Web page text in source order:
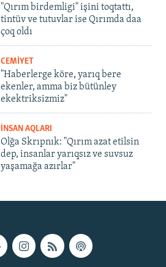
"Qırım birdemligi" işini toqtattı,
tintüv ve tutuvlar ise Qırımda daa
çoq oldı
CEMİYET
"Haberlerge köre, yarıq bere
ekenler, amma biz bütünley
ekektriksizmiz"
İNSAN AQLARI
Olğa Skrıpnık: "Qırım azat etilsin
dep, insanlar yarıqsız ve suvsuz
yaşamağa azırlar"